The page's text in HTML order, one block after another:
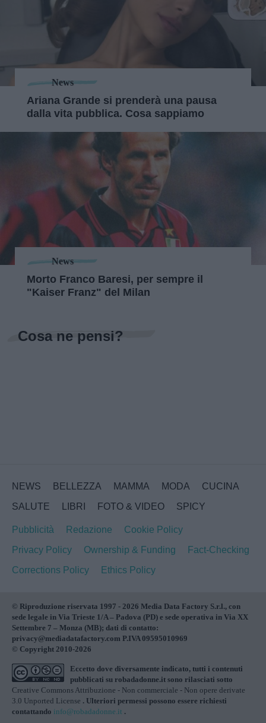
News
Ariana Grande si prenderà una pausa
dalla vita pubblica. Cosa sappiamo
News
Morto Franco Baresi, per sempre il
"Kaiser Franz" del Milan
Cosa ne pensi?
NEWS BELLEZZA MAMMA MODA
CUCINA
SALUTE
LIBRI FOTO & VIDEO SPICY
Pubblicità Redazione
Cookie Policy
Privacy Policy
Ownership & Funding
Fact-Checking
Corrections Policy
Ethics Policy
© Riproduzione riservata 1997 - 2026 Media Data Factory S.r.l., con
sede legale in Via Trieste 1/A – Padova (PD) e sede operativa in Via XX
Settembre 7 – Monza (MB); dati di contatto:
privacy@mediadatafactory.com P.IVA 09595010969
© Copyright 2010-2026
Eccetto dove diversamente indicato, tutti i contenuti
pubblicati su robadadonne.it sono rilasciati sotto
Creative Commons Attribuzione - Non commerciale - Non opere derivate
3.0 Unported License . Ulteriori permessi possono essere richiesti
contattando info@robadadonne.it .